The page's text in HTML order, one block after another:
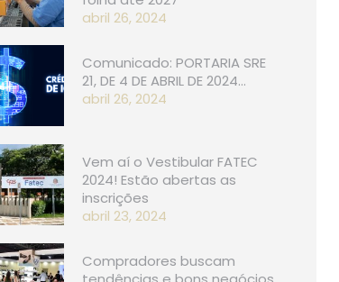
abril 26, 2024
Comunicado: PORTARIA SRE
21, D​​E 4 DE ABRIL DE 2024…
abril 26, 2024
Vem aí o Vestibular FATEC
2024! Estão abertas as
inscrições
abril 23, 2024
Compradores buscam